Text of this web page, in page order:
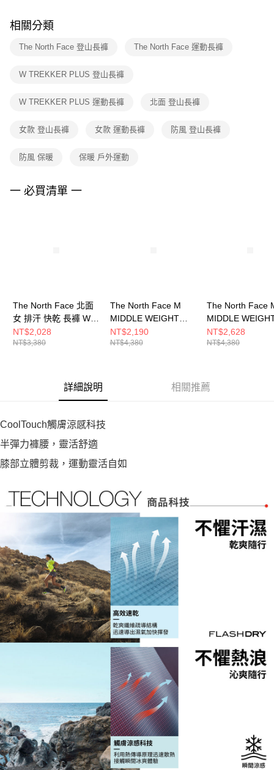
※ 交易是否成功請以「AFTEE先享後付 」之結帳頁面顯示為準，若有關於
是否繳費成功／繳費後需取消欲退款等相關疑問，請聯繫「AFTEE先享後付
客戶支援中心」https://netprotections.freshdesk.com/support/home
１．透過由恩沛科技股份有限公司提供之「AFTEE先享後付」服務完成之交
權轉讓予恩沛科技股份有限公司。
３．未成年的使用者請事先徵得法定代理人或監護人之同意方可使用
任。
請求用戶進行身份認證。
５．嚴禁一人註冊多個帳號或使用他人資訊註冊。若發現惡意使用之情形，
相關分類
The North Face 登山長褲 The North Face 運動長褲
W TREKKER PLUS 登山長褲
W TREKKER PLUS 運動長褲 北面 登山長褲
女款 登山長褲 女款 運動長褲 防風 登山長褲
防風 保暖 保暖 戶外運動
一 必買清單 一
The North Face 北面
女 排汗 快乾 長褲 W
TREKKER PLUS
PANT - AP
NT$2,028
NT$3,380
The North Face M
MIDDLE WEIGHT
TREKKER PANT - AP
男 長褲
NT$2,190
NT$4,380
The North Face
MIDDLE
TREKKER PANT
男 長褲
NT$2,628
NT$4,380
詳細說明 相關推薦
CoolTouch觸膚涼感科技
半彈力褲腰，靈活舒適
膝部立體剪裁，運動靈活自如